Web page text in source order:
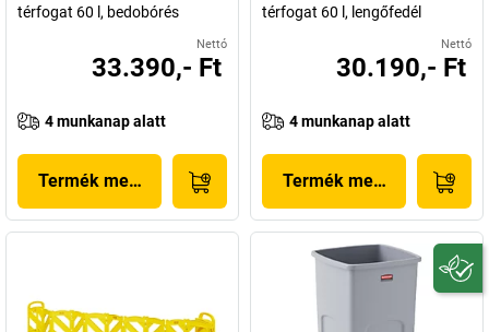
térfogat 60 l, bedobórés
Nettó
33.390,- Ft
4 munkanap alatt
Termék megjelenítése
térfogat 60 l, lengőfedél
Nettó
30.190,- Ft
4 munkanap alatt
Termék megjelenítése